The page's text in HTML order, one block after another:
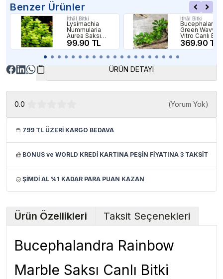
Benzer Ürünler
İthâl Bitki
Lysimachia
Nummularia
Aurea Saksı
Canlı Bitki
99.90 TL
İthâl Bitki
Green Wavy In
Vitro Canlı Bitki
369.90 TL
ÜRÜN DETAYI
0.0 (Yorum Yok)
799 TL ÜZERİ KARGO BEDAVA
BONUS ve WORLD KREDİ KARTINA PEŞİN FİYATINA 3 TAKSİT
ŞİMDİ AL %1 KADAR PARA PUAN KAZAN
Ürün Özellikleri Taksit Seçenekleri
Bucephalandra Rainbow
Marble Saksı Canlı Bitki